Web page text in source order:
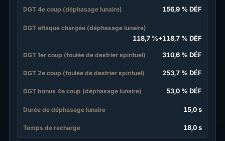
DGT 4e coup (déphasage lunaire) 156,9 % DÉF
DGT attaque chargée (déphasage lunaire)
118,7 %+118,7 % DÉF
DGT 1er coup (foulée de destrier spirituel) 310,6 % DÉF
DGT 2e coup (foulée de destrier spirituel) 253,7 % DÉF
DGT bonus 4e coup (déphasage lunaire) 53,0 % DÉF
Durée de déphasage lunaire 15,0 s
Temps de recharge 18,0 s